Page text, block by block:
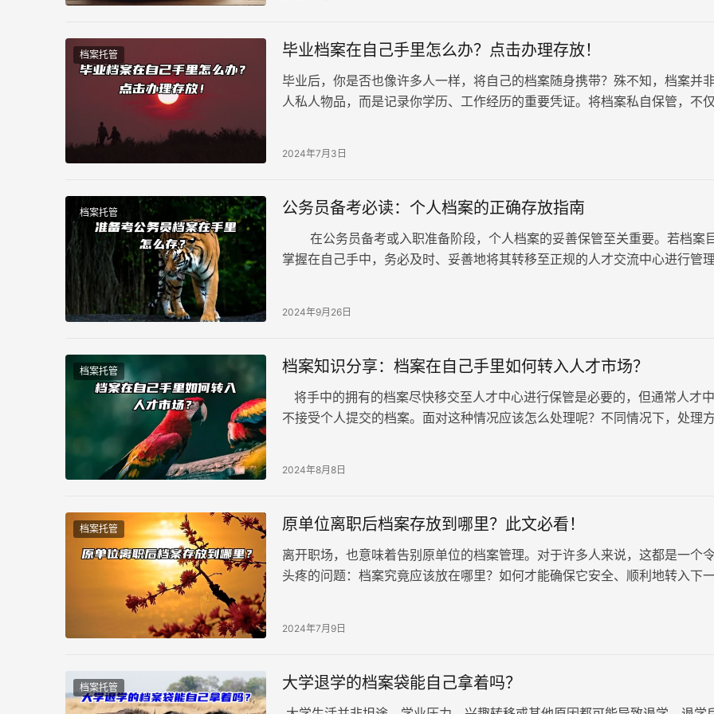
档案托管 毕业档案在自己手里怎么办？点击办理存放！
毕业后，你是否也像许多人一样，将自己的档案随身携带？殊不知，档案并
人私人物品，而是记录你学历、工作经历的重要凭证。将档案私自保管，不
并妥善保管才是关键。
2024年7月3日
档案托管 公务员备考必读：个人档案的正确存放指南
在公务员备考或入职准备阶段，个人档案的妥善保管至关重要。若档案
掌握在自己手中，务必及时、妥善地将其转移至正规的人才交流中心进行管
个人档案的正确存放指南！
2024年9月26日
档案托管 档案知识分享：档案在自己手里如何转入人才市场？
将手中的拥有的档案尽快移交至人才中心进行保管是必要的，但通常人才
不接受个人提交的档案。面对这种情况应该怎么处理呢？不同情况下，处理
2024年8月8日
档案托管 原单位离职后档案存放到哪里？此文必看！
离开职场，也意味着告别原单位的档案管理。对于许多人来说，这都是一个
头疼的问题：档案究竟应该放在哪里？如何才能确保它安全、顺利地转入下
2024年7月9日
档案托管 大学退学的档案袋能自己拿着吗？